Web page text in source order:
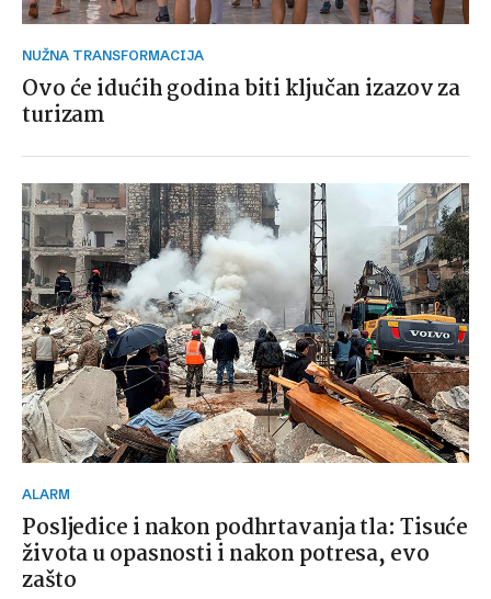
NUŽNA TRANSFORMACIJA
Ovo će idućih godina biti ključan izazov za
turizam
ALARM
Posljedice i nakon podhrtavanja tla: Tisuće
života u opasnosti i nakon potresa, evo
zašto